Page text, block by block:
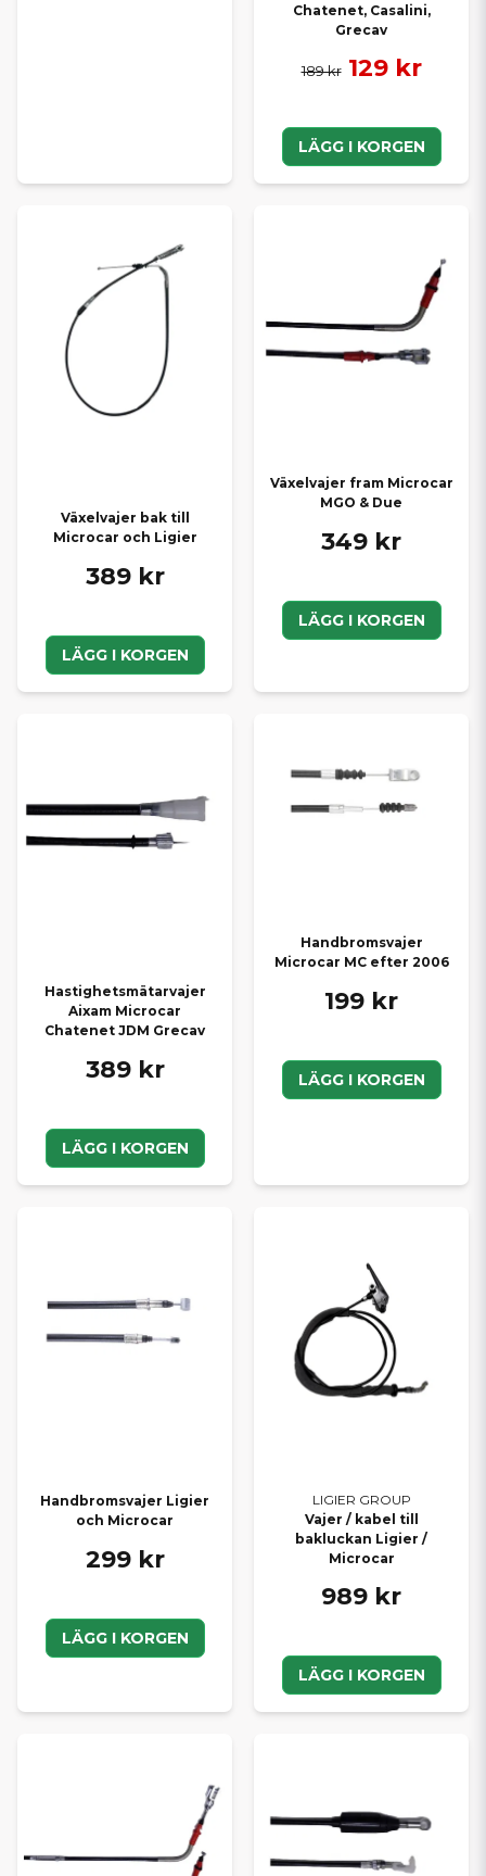
Chatenet, Casalini,
Grecav
189 kr 129 kr
LÄGG I KORGEN
Växelvajer bak till
Microcar och Ligier
389 kr
LÄGG I KORGEN
Växelvajer fram Microcar
MGO & Due
349 kr
LÄGG I KORGEN
Hastighetsmätarvajer
Aixam Microcar
Chatenet JDM Grecav
389 kr
LÄGG I KORGEN
Handbromsvajer
Microcar MC efter 2006
199 kr
LÄGG I KORGEN
Handbromsvajer Ligier
och Microcar
299 kr
LÄGG I KORGEN
LIGIER GROUP
Vajer / kabel till
bakluckan Ligier /
Microcar
989 kr
LÄGG I KORGEN